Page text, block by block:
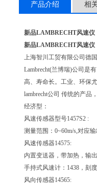
产品介绍 相
新品LAMBRECHT风速仪
新品LAMBRECHT风速仪
上海智川工贸有限公司德
Lambrecht(兰博瑞)公司是
高、寿命长。工业、环保
lambrecht公司 传统的产品
经济型：
风速传感器型号1457S2 :
测量范围：0~60m/s,对应
风速传感器14575:
内置变送器，带加热，输
手持式风速计：1438，刻
风向传感器14565: